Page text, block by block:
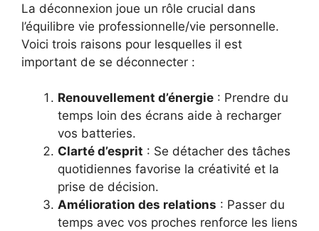
La déconnexion joue un rôle crucial dans
l’équilibre vie professionnelle/vie personnelle.
Voici trois raisons pour lesquelles il est
important de se déconnecter :
Renouvellement d’énergie : Prendre du
temps loin des écrans aide à recharger
vos batteries.
Clarté d’esprit : Se détacher des tâches
quotidiennes favorise la créativité et la
prise de décision.
Amélioration des relations : Passer du
temps avec vos proches renforce les liens